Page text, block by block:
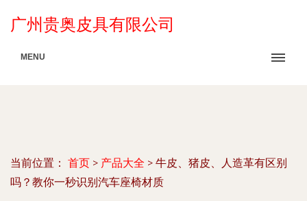
广州贵奥皮具有限公司
MENU
当前位置： 首页 > 产品大全 > 牛皮、猪皮、人造革有区别
吗？教你一秒识别汽车座椅材质